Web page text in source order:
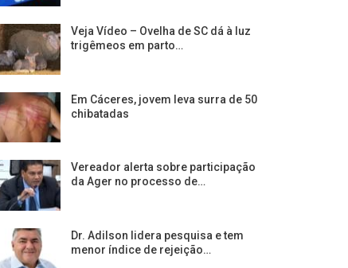
Veja Vídeo – Ovelha de SC dá à luz
trigêmeos em parto…
Em Cáceres, jovem leva surra de 50
chibatadas
Vereador alerta sobre participação
da Ager no processo de…
Dr. Adilson lidera pesquisa e tem
menor índice de rejeição…